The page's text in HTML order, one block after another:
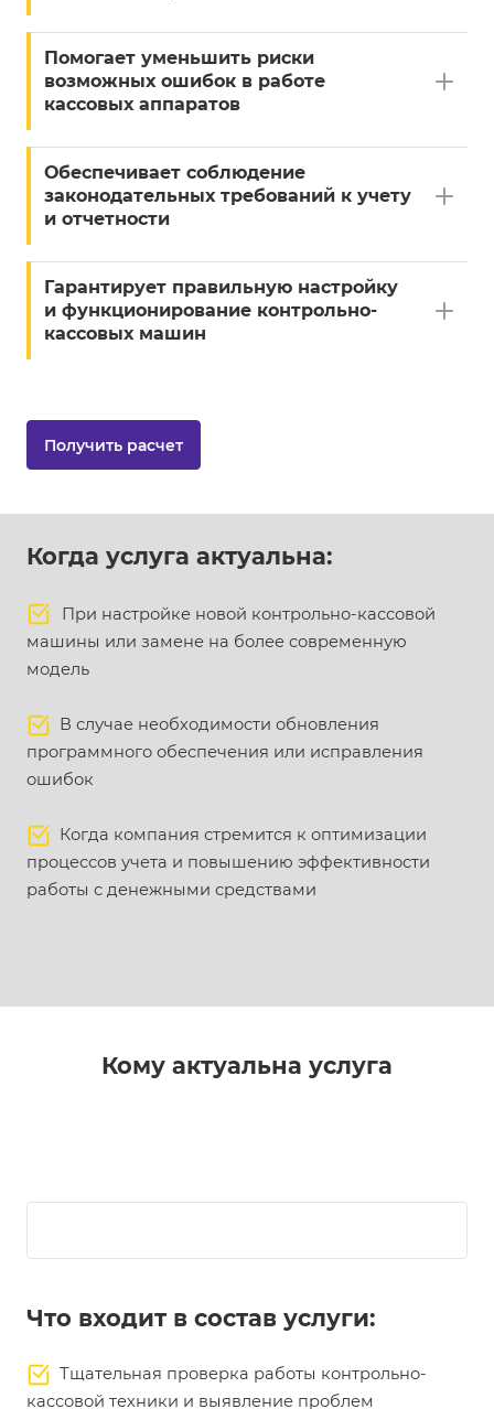
Помогает уменьшить риски
возможных ошибок в работе
кассовых аппаратов
Обеспечивает соблюдение
законодательных требований к учету
и отчетности
Гарантирует правильную настройку
и функционирование контрольно-
кассовых машин
Получить расчет
Когда услуга актуальна:
При настройке новой контрольно-кассовой
машины или замене на более современную
модель
В случае необходимости обновления
программного обеспечения или исправления
ошибок
Когда компания стремится к оптимизации
процессов учета и повышению эффективности
работы с денежными средствами
Кому актуальна услуга
Что входит в состав услуги:
Тщательная проверка работы контрольно-
кассовой техники и выявление проблем